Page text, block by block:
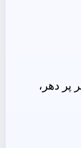
پر دھر،